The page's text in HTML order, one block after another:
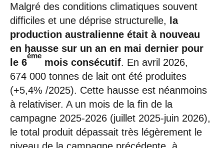
Malgré des conditions climatiques souvent
difficiles et une déprise structurelle,
la
production australienne était à nouveau
en hausse sur un an en mai dernier pour
le 6
ème
mois consécutif. En avril 2026,
674 000 tonnes de lait ont été produites
(+5,4% /2025). Cette hausse est néanmoins
à relativiser. A un mois de la fin de la
campagne 2025-2026 (juillet 2025-juin 2026),
le total produit dépassait très légèrement le